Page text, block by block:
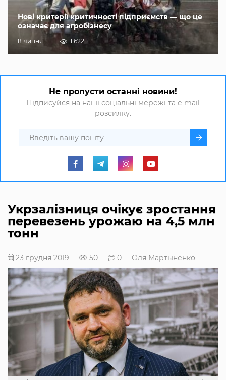
Нові критерії критичності підприємств — що це
означає для агробізнесу
8 липня 1 622
Не пропусти останні новини!
Підписуйся на наші соціальні мережі та e-mail
розсилку.
Укрзалізниця очікує зростання
перевезень урожаю на 4,5 млн
тонн
23 грудня 2019 50 0 Оля Мартыненко